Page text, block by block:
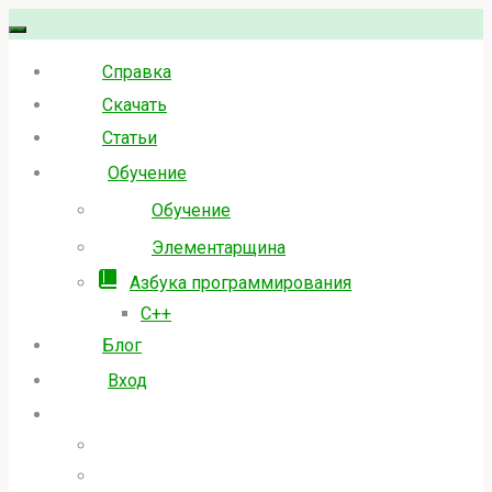
Skip
Справка
Скачать
Статьи
Обучение
Обучение
Элементарщина
Азбука программирования
C++
Блог
Вход